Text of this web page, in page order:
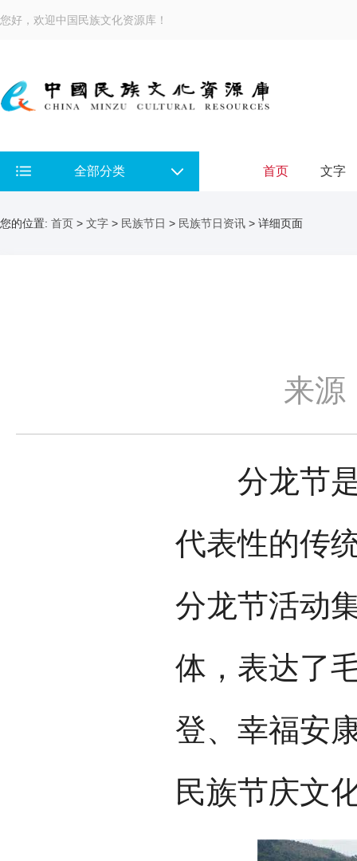
您好，欢迎中国民族文化资源库！
全部分类 首页 文字
您的位置: 首页 > 文字 > 民族节日 > 民族节日资讯 > 详细页面
来源
分龙节是
代表性的传
分龙节活动
体，表达了
登、幸福安
民族节庆文